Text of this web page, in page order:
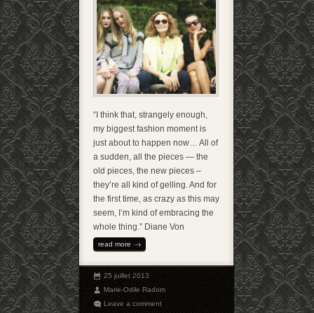
“I think that, strangely enough,
my biggest fashion moment is
just about to happen now… All of
a sudden, all the pieces — the
old pieces, the new pieces –
they’re all kind of gelling. And for
the first time, as crazy as this may
seem, I’m kind of embracing the
whole thing.” Diane Von
read more
25 juillet 2013
Marie-Odile Radom
Leave a comment